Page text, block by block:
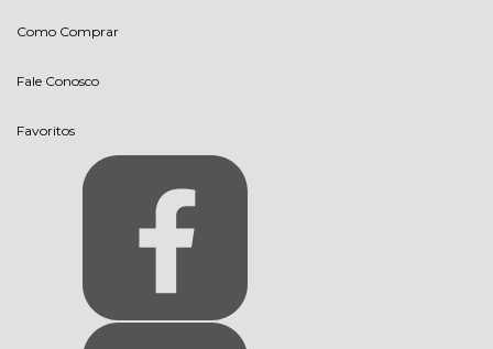
Como Comprar
Fale Conosco
Favoritos